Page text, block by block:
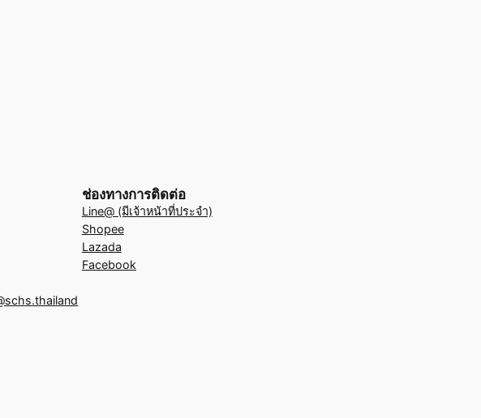
ช่องทางการติดต่อ
Line@ (มีเจ้าหน้าที่ประจำ)
Shopee
Lazada
Facebook